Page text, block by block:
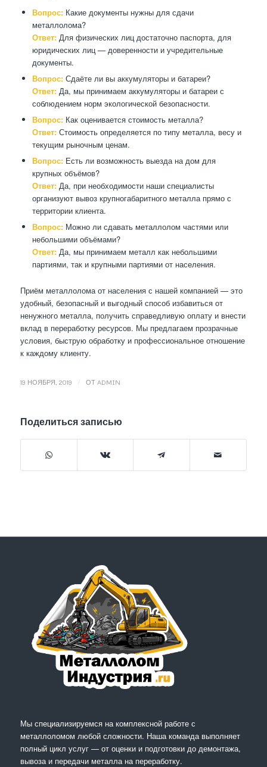
Вопрос:Какие документы нужны для сдачи
металлолома?
Ответ:Для физических лиц достаточно паспорта, для
юридических лиц — доверенности и учредительные
документы.
Вопрос:Сдаёте ли вы аккумуляторы и батареи?
Ответ:Да, мы принимаем аккумуляторы и батареи с
соблюдением норм экологической безопасности.
Вопрос:Как оценивается стоимость металла?
Ответ:Стоимость определяется по типу металла, весу и
текущим рыночным ценам.
Вопрос:Есть ли возможность выезда на дом для
крупных объёмов?
Ответ:Да, при необходимости наши специалисты
организуют вывоз крупногабаритного металла прямо с
территории клиента.
Вопрос:Можно ли сдавать металлолом частями или
небольшими объёмами?
Ответ:Да, мы принимаем металл как небольшими
партиями, так и крупными партиями от населения.
Приём металлолома от населения с нашей компанией — это
удобный, безопасный и выгодный способ избавиться от
ненужного металла, получить справедливую оплату и внести
вклад в переработку ресурсов. Мы предлагаем прозрачные
условия, быструю обработку и профессиональное отношение
к каждому клиенту.
19 НОЯБРЯ, 2019 ОТ ADMIN
Поделиться записью
Мы специализируемся на комплексной работе с
металлоломом любой сложности. Наша команда выполняет
полный цикл услуг — от оценки и подготовки до демонтажа,
вывоза и передачи металла на переработку.